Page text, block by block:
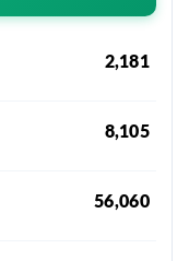
2,181
8,105
56,060